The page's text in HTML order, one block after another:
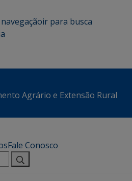
ir para busca
Agrário e Extensão Rural
Fale Conosco